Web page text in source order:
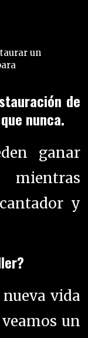
nunca.
ganar
vida
un
se debe
y